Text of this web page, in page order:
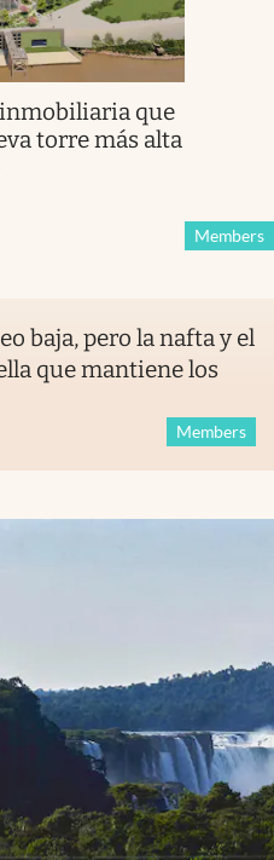
que
torre más alta
Members
baja, pero la nafta y el
que mantiene los
Members